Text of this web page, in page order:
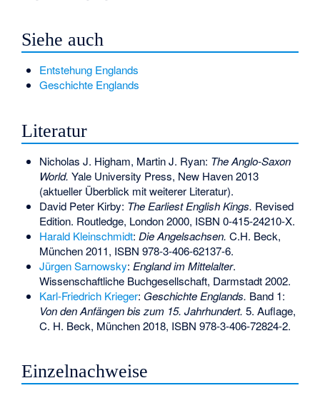
Siehe auch
Entstehung Englands
Geschichte Englands
Literatur
Nicholas J. Higham, Martin J. Ryan: The Anglo-Saxon
World. Yale University Press, New Haven 2013
(aktueller Überblick mit weiterer Literatur).
David Peter Kirby: The Earliest English Kings. Revised
Edition. Routledge, London 2000, ISBN 0-415-24210-X.
Harald Kleinschmidt: Die Angelsachsen. C.H. Beck,
München 2011, ISBN 978-3-406-62137-6.
Jürgen Sarnowsky: England im Mittelalter.
Wissenschaftliche Buchgesellschaft, Darmstadt 2002.
Karl-Friedrich Krieger: Geschichte Englands. Band 1:
Von den Anfängen bis zum 15. Jahrhundert. 5. Auflage,
C. H. Beck, München 2018, ISBN 978-3-406-72824-2.
Einzelnachweise